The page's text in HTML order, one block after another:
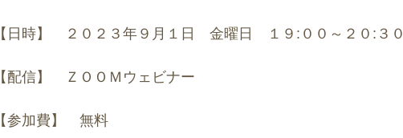
【日時】　２０２３年９月１日　金曜日　１９:００～２０:３０
【配信】　ＺＯＯＭウェビナー
【参加費】　無料